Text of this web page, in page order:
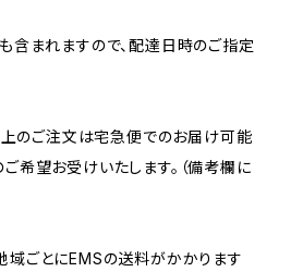
含まれますので、配達日時のご指定
のご注文は宅急便でのお届け可能
希望お受けいたします。（備考欄に
ごとにEMSの送料がかかります